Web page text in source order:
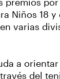
premios
Niños 18
varias
a
del